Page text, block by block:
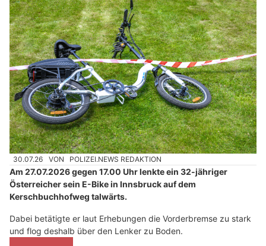
30.07.26 VON POLIZEI.NEWS REDAKTION
Am 27.07.2026 gegen 17.00 Uhr lenkte ein 32-jähriger
Österreicher sein E-Bike in Innsbruck auf dem
Kerschbuchhofweg talwärts.
Dabei betätigte er laut Erhebungen die Vorderbremse zu stark
und flog deshalb über den Lenker zu Boden.